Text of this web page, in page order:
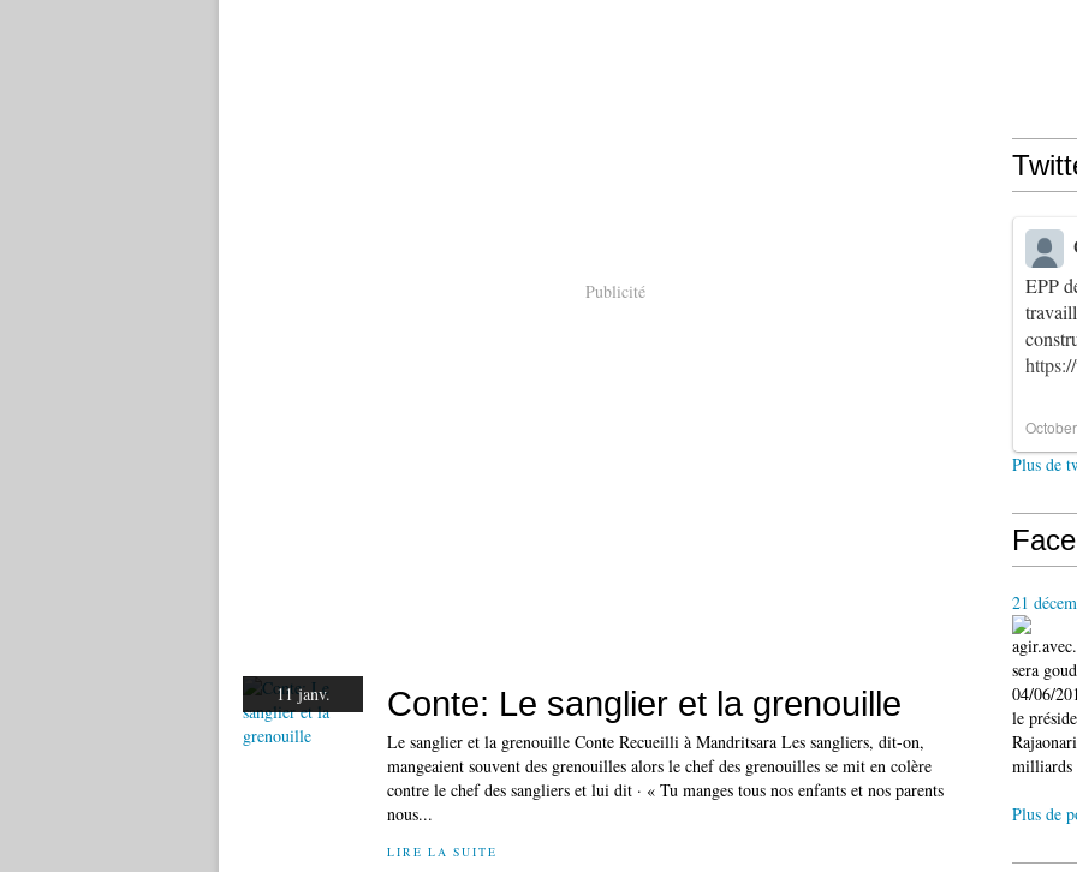
Publicité
11 janv. Conte: Le sanglier et la grenouille
Le sanglier et la grenouille Conte Recueilli à Mandritsara Les sangliers, dit-on,
mangeaient souvent des grenouilles alors le chef des grenouilles se mit en colère
contre le chef des sangliers et lui dit · « Tu manges tous nos enfants et nos parents
nous...
LIRE LA SUITE
EPP
Plus de
21
sera
04/06/
le
milliards
Plus de